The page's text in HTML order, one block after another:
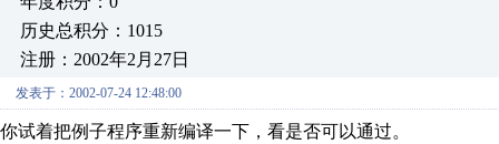
历史总积分：1015
注册：2002年2月27日
发表于：2002-07-24 12:48:00
你试着把例子程序重新编译一下，看是否可以通过。